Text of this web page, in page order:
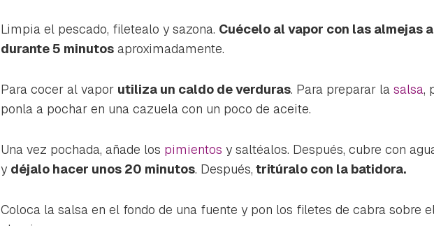
Limpia el pescado, filetealo y sazona. Cuécelo al vapor con las almejas
durante 5 minutos aproximadamente.
Para cocer al vapor utiliza un caldo de verduras. Para preparar la salsa,
ponla a pochar en una cazuela con un poco de aceite.
Una vez pochada, añade los pimientos y saltéalos. Después, cubre con
y déjalo hacer unos 20 minutos. Después, tritúralo con la batidora.
Coloca la salsa en el fondo de una fuente y pon los filetes de cabra sobre